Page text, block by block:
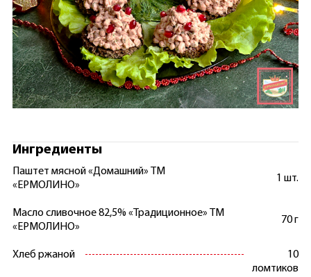
Ингредиенты
Паштет мясной «Домашний» ТМ
«ЕРМОЛИНО»
1 шт.
Масло сливочное 82,5% «Традиционное» ТМ
«ЕРМОЛИНО»
70 г
Хлеб ржаной
10
ломтиков